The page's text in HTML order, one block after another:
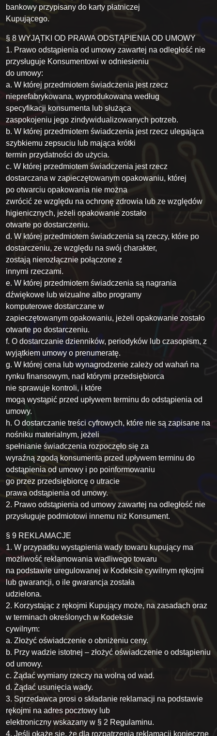
bankowy przypisany do karty płatniczej
Kupującego.
§ 8 WYJĄTKI OD PRAWA ODSTĄPIENIA OD UMOWY
1. Prawo odstąpienia od umowy zawartej na odległość nie
przysługuje Konsumentowi w odniesieniu
do umowy:
a. W której przedmiotem świadczenia jest rzecz
nieprefabrykowana, wyprodukowana według
specyfikacji konsumenta lub służąca
zaspokojeniu jego zindywidualizowanych potrzeb.
b. W której przedmiotem świadczenia jest rzecz ulegająca
szybkiemu zepsuciu lub mająca krótki
termin przydatności do użycia.
c. W której przedmiotem świadczenia jest rzecz
dostarczana w zapieczętowanym opakowaniu, której
po otwarciu opakowania nie można
zwrócić ze względu na ochronę zdrowia lub ze względów
higienicznych, jeżeli opakowanie zostało
otwarte po dostarczeniu.
d. W której przedmiotem świadczenia są rzeczy, które po
dostarczeniu, ze względu na swój charakter,
zostają nierozłącznie połączone z
innymi rzeczami.
e. W której przedmiotem świadczenia są nagrania
dźwiękowe lub wizualne albo programy
komputerowe dostarczane w
zapieczętowanym opakowaniu, jeżeli opakowanie zostało
otwarte po dostarczeniu.
f. O dostarczanie dzienników, periodyków lub czasopism, z
wyjątkiem umowy o prenumeratę.
g. W której cena lub wynagrodzenie zależy od wahań na
rynku finansowym, nad którymi przedsiębiorca
nie sprawuje kontroli, i które
mogą wystąpić przed upływem terminu do odstąpienia od
umowy.
h. O dostarczanie treści cyfrowych, które nie są zapisane na
nośniku materialnym, jeżeli
spełnianie świadczenia rozpoczęło się za
wyraźną zgodą konsumenta przed upływem terminu do
odstąpienia od umowy i po poinformowaniu
go przez przedsiębiorcę o utracie
prawa odstąpienia od umowy.
2. Prawo odstąpienia od umowy zawartej na odległość nie
przysługuje podmiotowi innemu niż Konsument.
§ 9 REKLAMACJE
1. W przypadku wystąpienia wady towaru kupujący ma
możliwość reklamowania wadliwego towaru
na podstawie uregulowanej w Kodeksie cywilnym rękojmi
lub gwarancji, o ile gwarancja została
udzielona.
2. Korzystając z rękojmi Kupujący może, na zasadach oraz
w terminach określonych w Kodeksie
cywilnym:
a. Złożyć oświadczenie o obniżeniu ceny.
b. Przy wadzie istotnej – złożyć oświadczenie o odstąpieniu
od umowy.
c. Żądać wymiany rzeczy na wolną od wad.
d. Żądać usunięcia wady.
3. Sprzedawca prosi o składanie reklamacji na podstawie
rękojmi na adres pocztowy lub
elektroniczny wskazany w § 2 Regulaminu.
4. Jeśli okaże się, że dla rozpatrzenia reklamacji konieczne